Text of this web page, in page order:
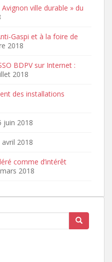
ville durable » du
Gaspi et à la foire de
2018
BDPV sur Internet :
2018
des installations
juin 2018
avril 2018
comme d’intérêt
2018